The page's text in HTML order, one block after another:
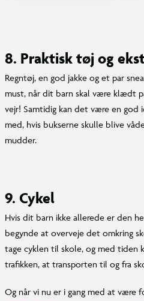
8. Praktisk tøj og
Regntøj, en god jakke og et par
must, når dit barn skal være klædt
vejr! Samtidig kan det være en god
med, hvis bukserne skulle blive
mudder.
9. Cykel
Hvis dit barn ikke allerede er den
begynde at overveje det omkring
tage cyklen til skole, og med tiden
trafikken, at transporten til og fra
Og når vi nu er i gang med at være